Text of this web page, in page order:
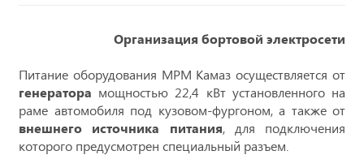
Организация бортовой электросети
Питание оборудования МРМ Камаз осуществляется от
генератора мощностью 22,4 кВт установленного на
раме автомобиля под кузовом-фургоном, а также от
внешнего источника питания, для подключения
которого предусмотрен специальный разъем.